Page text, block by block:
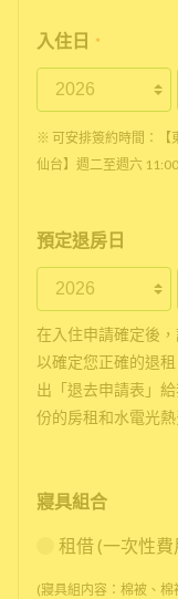
入住日 *
※ 可安排簽約時間：【
仙台】週二至週六
預定退房日
在入住申請確定後
以確定您正確的退
出「退去申請表」
份的房租和水電光熱
寢具組合
租借 (一次性
(寢具組内容：棉被、